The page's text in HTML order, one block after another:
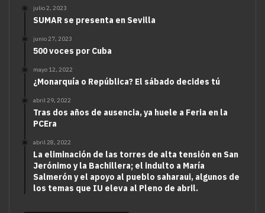
julio 2, 2023
SUMAR se presenta en Sevilla
junio 27, 2023
500 voces por Cuba
mayo 12, 2022
¿Monarquía o República? El sábado decides tú
abril 29, 2022
Tras dos años de ausencia, ya huele a Feria en la
PCEra
abril 28, 2022
La eliminación de las torres de alta tensión en San
Jerónimo y la Bachillera; el indulto a María
Salmerón y el apoyo al pueblo saharaui, algunos de
los temas que IU eleva al Pleno de abril.